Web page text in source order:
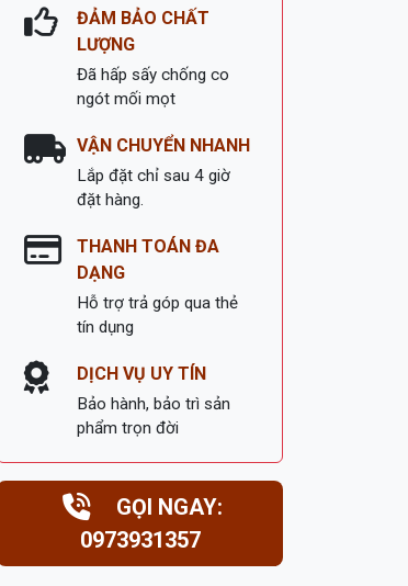
ĐẢM BẢO CHẤT
LƯỢNG
Đã hấp sấy chống co
ngót mối mọt
VẬN CHUYỂN NHANH
Lắp đặt chỉ sau 4 giờ
đặt hàng.
THANH TOÁN ĐA
DẠNG
Hỗ trợ trả góp qua thẻ
tín dụng
DỊCH VỤ UY TÍN
Bảo hành, bảo trì sản
phẩm trọn đời
GỌI NGAY:
0973931357